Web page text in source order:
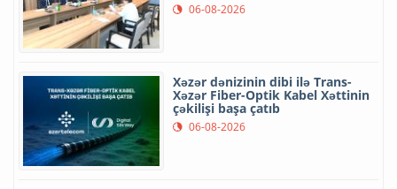
06-08-2026
Xəzər dənizinin dibi ilə Trans-
Xəzər Fiber-Optik Kabel Xəttinin
çəkilişi başa çatıb
06-08-2026